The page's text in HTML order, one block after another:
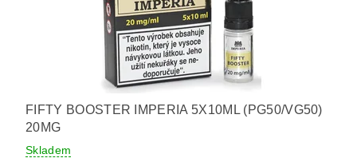
FIFTY BOOSTER IMPERIA 5X10ML (PG50/VG50)
20MG
Skladem